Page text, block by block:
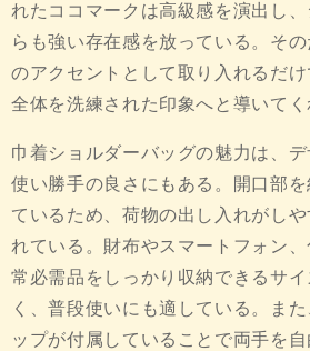
れたココマークは高級感を演出し
らも強い存在感を放っている。そ
のアクセントとして取り入れるだ
全体を洗練された印象へと導いてく
巾着ショルダーバッグの魅力は、デ
使い勝手の良さにもある。開口部
ているため、荷物の出し入れがし
れている。財布やスマートフォン
常必需品をしっかり収納できるサ
く、普段使いにも適している。ま
ップが付属していることで両手を